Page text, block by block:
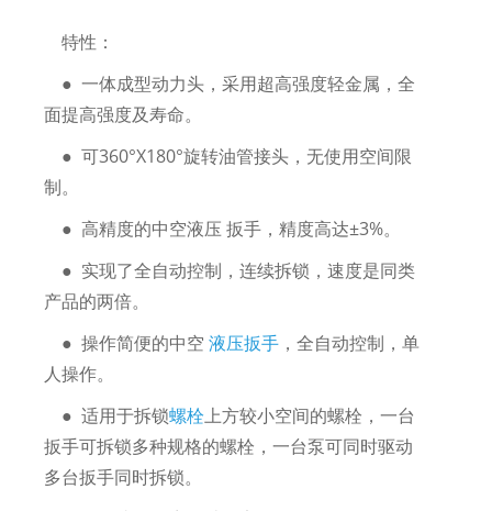
特性：
● 一体成型动力头，采用超高强度轻金属，全
面提高强度及寿命。
● 可360°X180°旋转油管接头，无使用空间限
制。
● 高精度的中空液压 扳手，精度高达±3%。
● 实现了全自动控制，连续拆锁，速度是同类
产品的两倍。
● 操作简便的中空 液压扳手 ，全自动控制，单
人操作。
● 适用于拆锁螺栓上方较小空间的螺栓，一台
扳手可拆锁多种规格的螺栓，一台泵可同时驱动
多台扳手同时拆锁。